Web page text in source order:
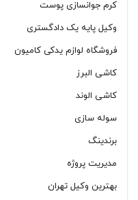
کرم جوانسازی پوست
وکیل پایه یک دادگستری
فروشگاه لوازم یدکی کامیون
کاشی البرز
کاشی الوند
سوله سازی
برندینگ
مدیریت پروژه
بهترین وکیل تهران